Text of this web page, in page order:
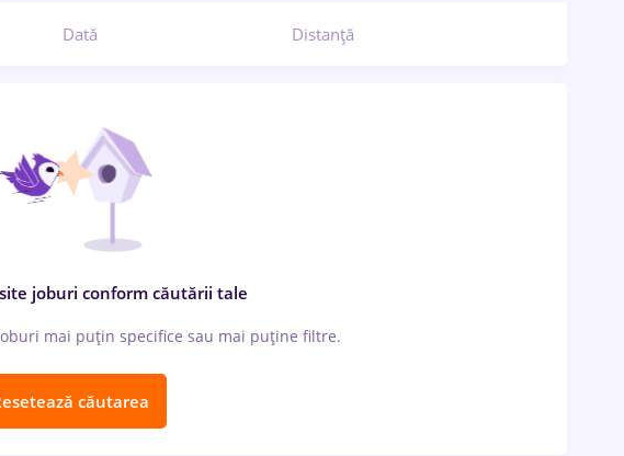
Dată Distanță
joburi conform căutării tale
mai puțin specifice sau mai puține filtre.
căutarea